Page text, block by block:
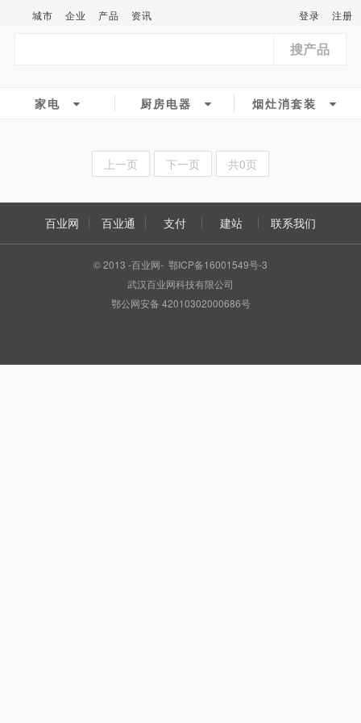
城市 企业 产品 资讯 登录 注册
搜产品
家电 厨房电器 烟灶消套装
上一页 下一页 共0页
百业网 百业通 支付 建站 联系我们
© 2013 -百业网- 鄂ICP备16001549号-3
武汉百业网科技有限公司
鄂公网安备 42010302000686号